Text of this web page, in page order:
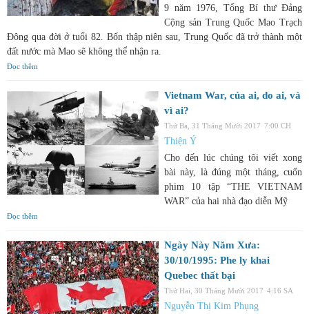
9 năm 1976, Tổng Bí thư Đảng
Cộng sản Trung Quốc Mao Trạch
Đông qua đời ở tuổi 82. Bốn thập niên sau, Trung Quốc đã trở thành một
đất nước mà Mao sẽ không thể nhận ra.
Đọc thêm
Vietnam War, của ai, do ai, và
vì ai?
Thứ Ba, 31 Tháng Mười 2017 7:00 CH
Thiện Ý
Cho đến lúc chúng tôi viết xong
bài này, là đúng một tháng, cuốn
phim 10 tập “THE VIETNAM
WAR” của hai nhà đạo diễn Mỹ
Đọc thêm
Ngày Này Năm Xưa:
30/10/1995: Phe ly khai
Quebec thất bại
Thứ Hai, 30 Tháng Mười 2017 4:16 SA
Nguyễn Thị Kim Phụng